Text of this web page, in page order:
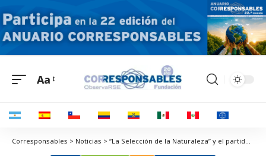
Aa
Corresponsables > Noticias > “La Selección de la Naturaleza” y el partido contra la extinción